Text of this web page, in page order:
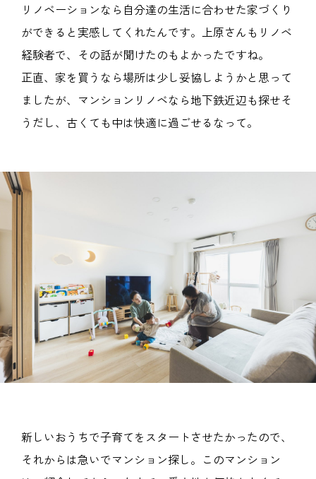
リノベーションなら自分達の生活に合わせた家づくり
ができると実感してくれたんです。上原さんもリノベ
経験者で、その話が聞けたのもよかったですね。
正直、家を買うなら場所は少し妥協しようかと思って
ましたが、マンションリノベなら地下鉄近辺も探せそ
うだし、古くても中は快適に過ごせるなって。
新しいおうちで子育てをスタートさせたかったので、
それからは急いでマンション探し。このマンション